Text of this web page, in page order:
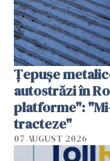
Țepușe
autostrăzi în
platforme":
tracteze"
07 AUGUST 2026